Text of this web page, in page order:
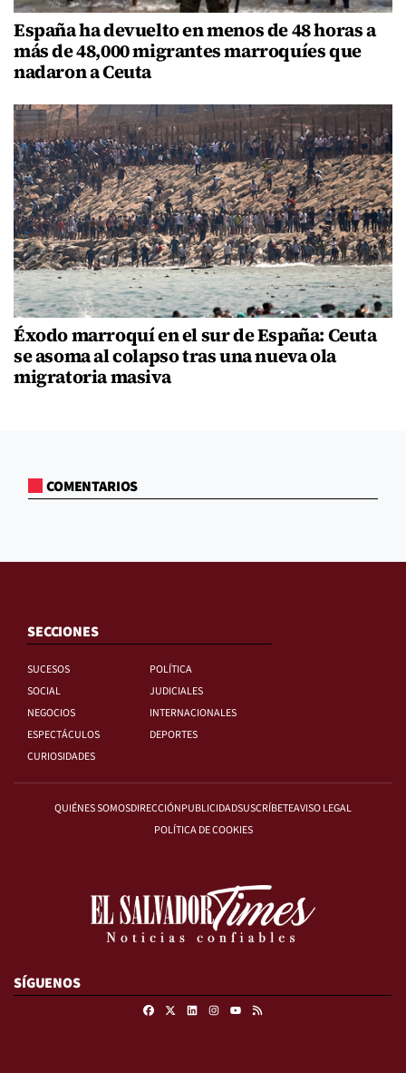
España ha devuelto en menos de 48 horas a
más de 48,000 migrantes marroquíes que
nadaron a Ceuta
Éxodo marroquí en el sur de España: Ceuta
se asoma al colapso tras una nueva ola
migratoria masiva
COMENTARIOS
SECCIONES
SUCESOS
POLÍTICA
SOCIAL
JUDICIALES
NEGOCIOS
INTERNACIONALES
ESPECTÁCULOS
DEPORTES
CURIOSIDADES
QUIÉNES SOMOSDIRECCIÓNPUBLICIDADSUSCRÍBETEAVISO LEGAL
POLÍTICA DE COOKIES
SÍGUENOS
FacebookLinkedinInstagram